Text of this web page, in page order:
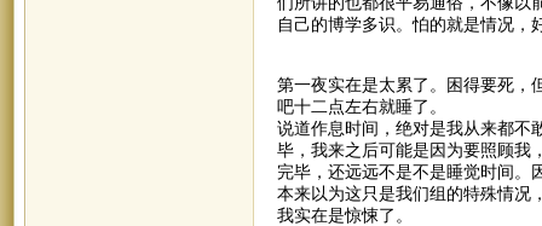
自己的博学多识。怕的就是情况，
第一夜实在是太累了。困得要死
吧十二点左右就睡了。
说道作息时间，绝对是我从来都不
毕，我来之后可能是因为要照顾我
完毕，还远远不是不是睡觉时间。
本来以为这只是我们组的特殊情况
我实在是惊悚了。